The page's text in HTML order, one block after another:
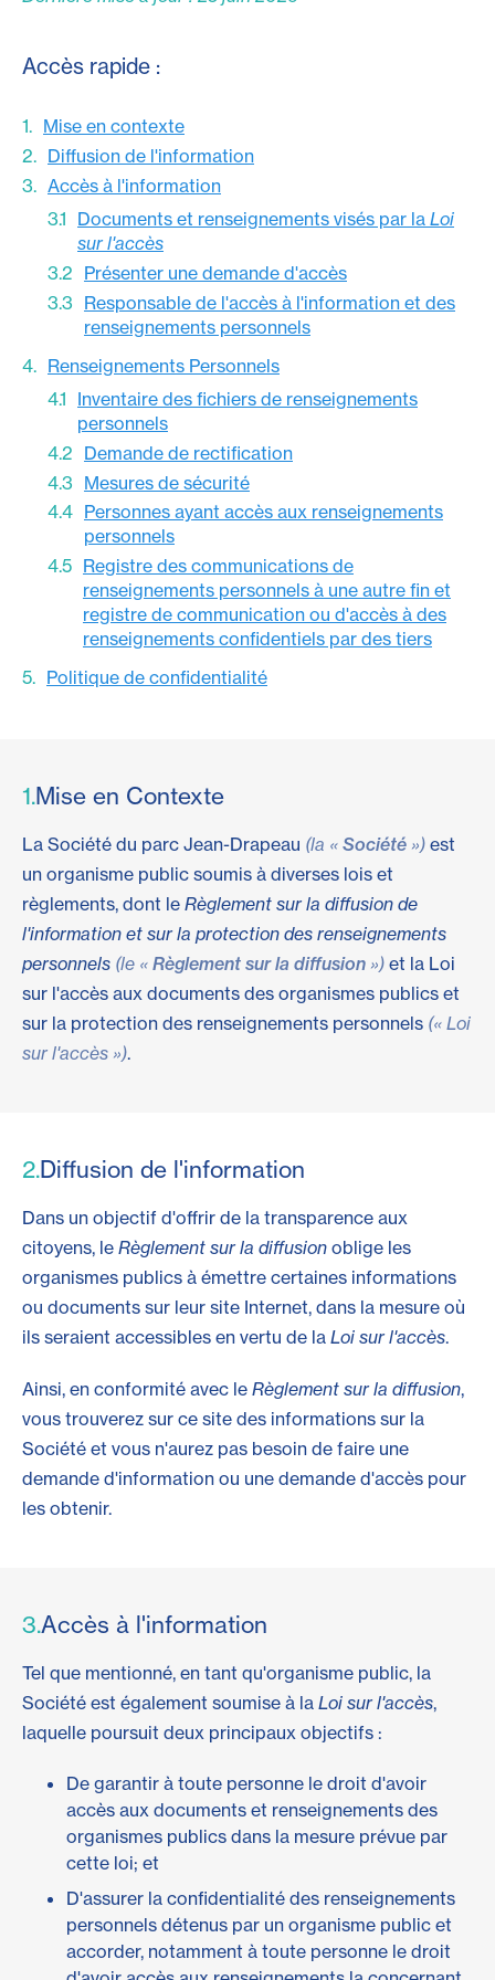
Accès rapide :
Mise en contexte
Diffusion de l'information
Accès à l'information
Documents et renseignements visés par la Loi
sur l'accès
Présenter une demande d'accès
Responsable de l'accès à l'information et des
renseignements personnels
Renseignements Personnels
Inventaire des fichiers de renseignements
personnels
Demande de rectification
Mesures de sécurité
Personnes ayant accès aux renseignements
personnels
Registre des communications de
renseignements personnels à une autre fin et
registre de communication ou d'accès à des
renseignements confidentiels par des tiers
Politique de confidentialité
1.Mise en Contexte
La Société du parc Jean-Drapeau (la « Société ») est
un organisme public soumis à diverses lois et
règlements, dont le Règlement sur la diffusion de
l'information et sur la protection des renseignements
personnels (le « Règlement sur la diffusion ») et la Loi
sur l'accès aux documents des organismes publics et
sur la protection des renseignements personnels (« Loi
sur l'accès »).
2.Diffusion de l'information
Dans un objectif d'offrir de la transparence aux
citoyens, le Règlement sur la diffusion oblige les
organismes publics à émettre certaines informations
ou documents sur leur site Internet, dans la mesure où
ils seraient accessibles en vertu de la Loi sur l'accès.
Ainsi, en conformité avec le Règlement sur la diffusion,
vous trouverez sur ce site des informations sur la
Société et vous n'aurez pas besoin de faire une
demande d'information ou une demande d'accès pour
les obtenir.
3.Accès à l'information
Tel que mentionné, en tant qu'organisme public, la
Société est également soumise à la Loi sur l'accès,
laquelle poursuit deux principaux objectifs :
De garantir à toute personne le droit d'avoir
accès aux documents et renseignements des
organismes publics dans la mesure prévue par
cette loi; et
D'assurer la confidentialité des renseignements
personnels détenus par un organisme public et
accorder, notamment à toute personne le droit